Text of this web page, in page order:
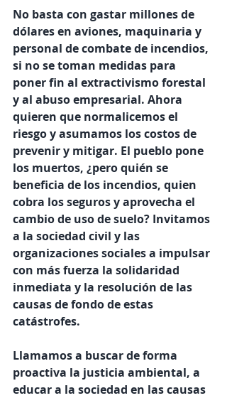
No basta con gastar millones de
dólares en aviones, maquinaria y
personal de combate de incendios,
si no se toman medidas para
poner fin al extractivismo forestal
y al abuso empresarial. Ahora
quieren que normalicemos el
riesgo y asumamos los costos de
prevenir y mitigar. El pueblo pone
los muertos, ¿pero quién se
beneficia de los incendios, quien
cobra los seguros y aprovecha el
cambio de uso de suelo? Invitamos
a la sociedad civil y las
organizaciones sociales a impulsar
con más fuerza la solidaridad
inmediata y la resolución de las
causas de fondo de estas
catástrofes.
Llamamos a buscar de forma
proactiva la justicia ambiental, a
educar a la sociedad en las causas